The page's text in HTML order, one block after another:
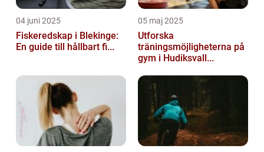
04 juni 2025
Fiskeredskap i Blekinge:
En guide till hållbart fi...
05 maj 2025
Utforska
träningsmöjligheterna på
gym i Hudiksvall...